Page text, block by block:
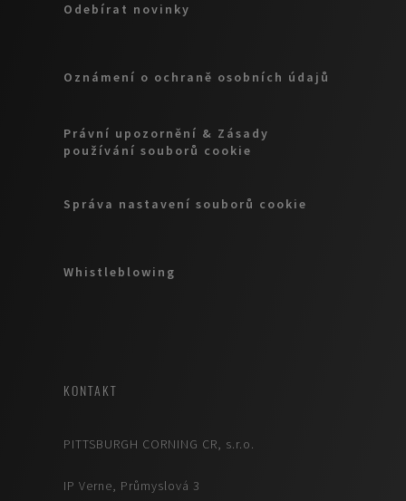
Odebírat novinky
Oznámení o ochraně osobních údajů
Právní upozornění & Zásady
používání souborů cookie
Správa nastavení souborů cookie
Whistleblowing
KONTAKT
PITTSBURGH CORNING CR, s.r.o.
IP Verne, Průmyslová 3